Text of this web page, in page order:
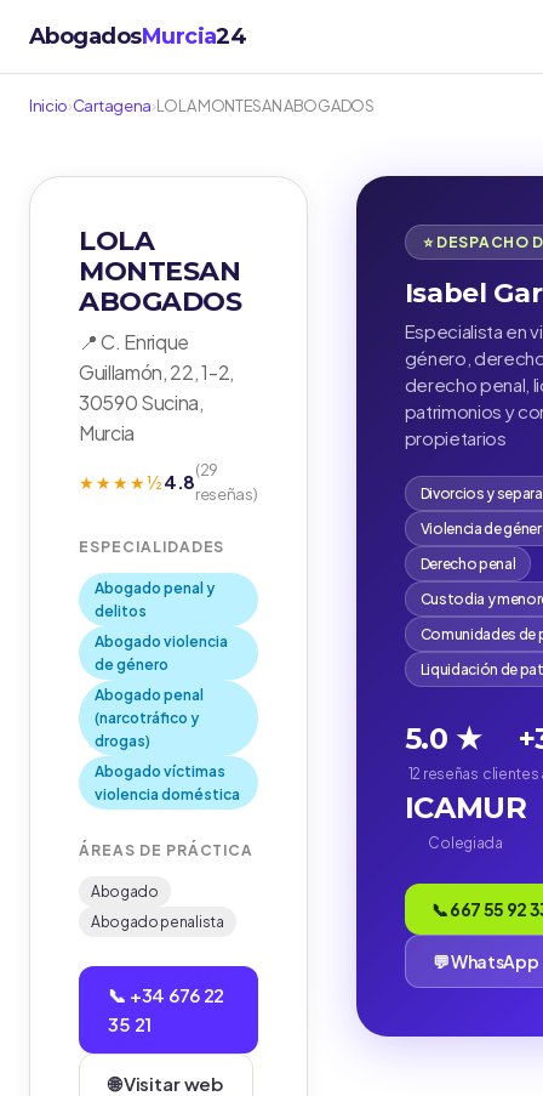
AbogadosMurcia24
Inicio›Cartagena›LOLA MONTESAN ABOGADOS
LOLA
MONTESAN
ABOGADOS
📍 C. Enrique
Guillamón, 22, 1-2,
30590 Sucina,
Murcia
★★★★½4.8(29
reseñas)
ESPECIALIDADES
Abogado penal y
delitos
Abogado violencia
de género
Abogado penal
(narcotráfico y
drogas)
Abogado víctimas
violencia doméstica
ÁREAS DE PRÁCTICA
Abogado
Abogado penalista
📞 +34 676 22
35 21
🌐 Visitar web
⭐ DESPACHO
Isabel
Especialista en
género,
derecho penal,
patrimonios y
propietarios
Divorcios y
Violencia de
Derecho penal
Custodia y
Comunidades de
Liquidación de
5.0 ★
12 reseñas clientes
ICAMUR
Colegiada
📞 667 55 92
💬 WhatsApp